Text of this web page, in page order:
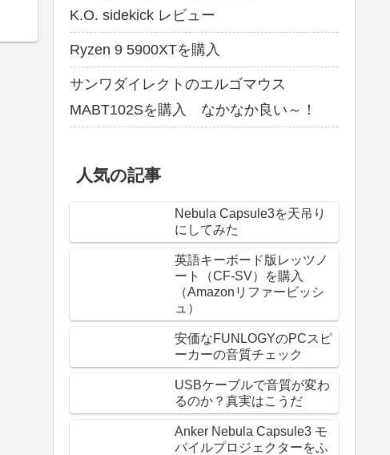
K.O. sidekick レビュー
Ryzen 9 5900XTを購入
サンワダイレクトのエルゴマウス
MABT102Sを購入 なかなか良い～！
人気の記事
Nebula Capsule3を天吊り
にしてみた
英語キーボード版レッツノ
ート（CF-SV）を購入
（Amazonリファービッシ
ュ）
安価なFUNLOGYのPCスピ
ーカーの音質チェック
USBケーブルで音質が変わ
るのか？真実はこうだ
Anker Nebula Capsule3 モ
バイルプロジェクターをふ